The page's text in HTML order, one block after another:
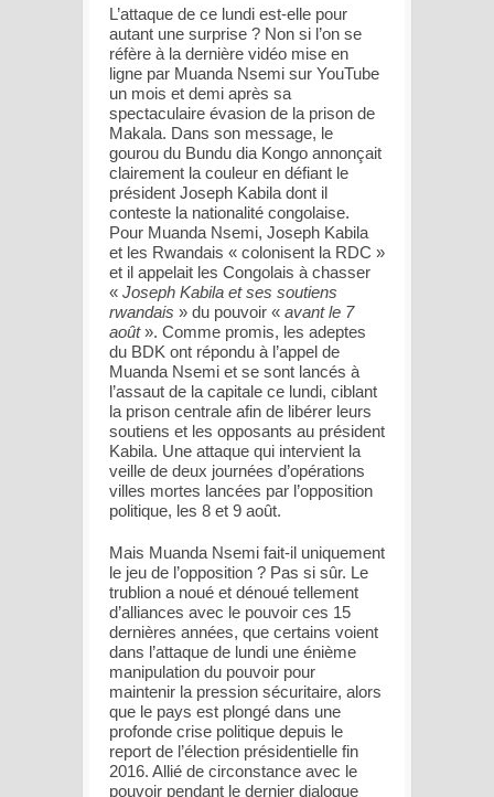
L’attaque de ce lundi est-elle pour
autant une surprise ? Non si l’on se
réfère à la dernière vidéo mise en
ligne par Muanda Nsemi sur YouTube
un mois et demi après sa
spectaculaire évasion de la prison de
Makala. Dans son message, le
gourou du Bundu dia Kongo annonçait
clairement la couleur en défiant le
président Joseph Kabila dont il
conteste la nationalité congolaise.
Pour Muanda Nsemi, Joseph Kabila
et les Rwandais « colonisent la RDC »
et il appelait les Congolais à chasser
« Joseph Kabila et ses soutiens
rwandais » du pouvoir « avant le 7
août». Comme promis, les adeptes
du BDK ont répondu à l’appel de
Muanda Nsemi et se sont lancés à
l’assaut de la capitale ce lundi, ciblant
la prison centrale afin de libérer leurs
soutiens et les opposants au président
Kabila. Une attaque qui intervient la
veille de deux journées d’opérations
villes mortes lancées par l’opposition
politique, les 8 et 9 août.
Mais Muanda Nsemi fait-il uniquement
le jeu de l’opposition ? Pas si sûr. Le
trublion a noué et dénoué tellement
d’alliances avec le pouvoir ces 15
dernières années, que certains voient
dans l’attaque de lundi une énième
manipulation du pouvoir pour
maintenir la pression sécuritaire, alors
que le pays est plongé dans une
profonde crise politique depuis le
report de l’élection présidentielle fin
2016. Allié de circonstance avec le
pouvoir pendant le dernier dialogue